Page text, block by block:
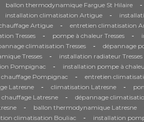
ballon thermodynamique Fargue St Hilaire -
installation climatisation Artigue -
Artigue - entretien climatisation
Tresses - pompe à chaleur Tresses -
climatisation Tresses - dépannage
Tresses
- installation radiateur Tresses
Pompignac
- installation pompe à
Pompignac - entretien
Latresne - climatisation Latresne -
Latresne - dépannage
- ballon thermodynamique Latresne
climatisation Bouliac - installation